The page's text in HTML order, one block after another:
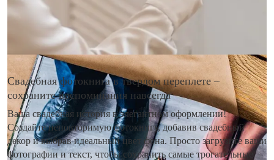
Свадебная фотокнига в твердом переплете –
сохраните воспоминания навсегда
Ваша свадебная история в элегантном оформлении!
Создайте неповторимую фотокнигу, добавив свадебный
декор и выбрав идеальный цвет фона. Просто загрузите ваши
фотографии и текст, чтобы сохранить самые трогательные